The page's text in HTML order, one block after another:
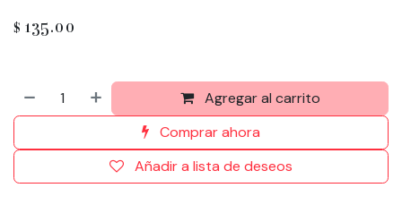
$ 135.00
Agregar al carrito
Comprar ahora
Añadir a lista de deseos